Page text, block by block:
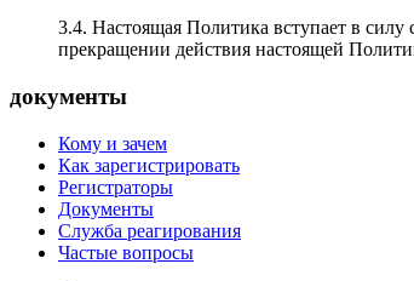
3.4. Настоящая Политика вступает в
прекращении действия настоящей
документы
Кому и зачем
Как зарегистрировать
Регистраторы
Документы
Служба реагирования
Частые вопросы